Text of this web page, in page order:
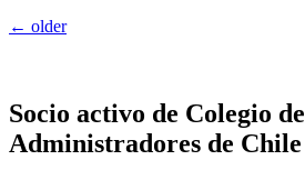
← older
Socio activo de Colegio de
Administradores de Chile